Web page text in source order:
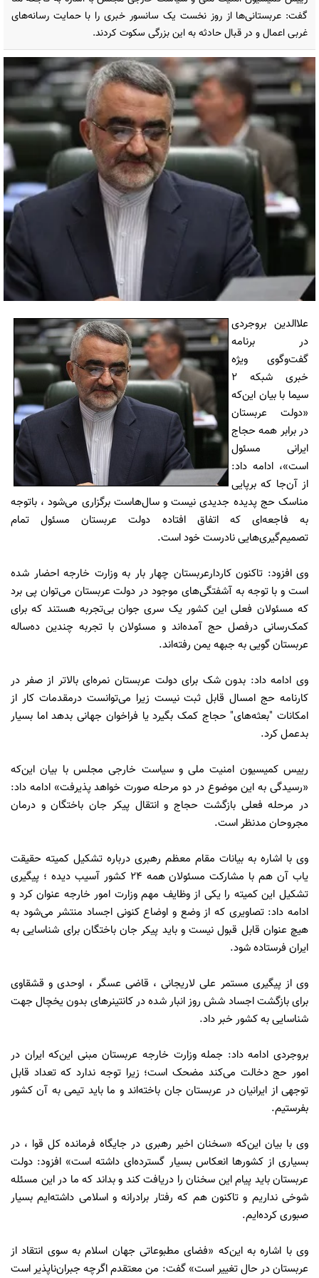
گفت: عربستانی‌ها از روز نخست یک سانسور خبری را با حمایت رسانه‌های
غربی اعمال و در قبال حادثه به این بزرگی سکوت کردند.
علاالدین بروجردی
در برنامه
گفت‌وگوی ویژه
خبری شبکه 2
سیما با بیان این‌که
«دولت عربستان
در برابر همه حجاج
ایرانی مسئول
است»، ادامه داد:
از آن‌جا که برپایی
مناسک حج پدیده جدیدی نیست و سال‌هاست برگزاری می‌شود ، باتوجه
به فاجعه‌ای که اتفاق افتاده دولت عربستان مسئول تمام
تصمیم‌گیری‌هایی نادرست خود است.
وی افزود: تاکنون کاردارعربستان چهار بار به وزارت خارجه احضار شده
است و با توجه به آشفتگی‌های موجود در دولت عربستان می‌توان پی‌ برد
که مسئولان فعلی این کشور یک سری جوان بی‌تجربه هستند که برای
کمک‌رسانی درفصل حج آمده‌اند و مسئولان با تجربه چندین ده‌ساله
عربستان گویی به جبهه یمن رفته‌اند.
وی ادامه داد: بدون شک برای دولت عربستان نمره‌ای بالاتر از صفر در
کارنامه حج امسال قابل ثبت نیست زیرا می‌توانست درمقدمات کار از
امکانات "بعثه‌های" حجاج کمک بگیرد یا فراخوان جهانی بدهد اما بسیار
بدعمل کرد.
رییس کمیسیون امنیت ملی و سیاست خارجی مجلس با بیان این‌که
«رسیدگی به این موضوع در دو مرحله صورت خواهد پذیرفت» ادامه داد:
در مرحله فعلی بازگشت حجاج و انتقال پیکر جان باختگان و درمان
مجروحان مدنظر است.
وی با اشاره به بیانات مقام معظم رهبری درباره تشکیل کمیته حقیقت
یاب آن هم با مشارکت مسئولان همه 24 کشور آسیب دیده ؛ پیگیری
تشکیل این کمیته را یکی از وظایف مهم وزارت امور خارجه عنوان کرد و
ادامه داد: تصاویری که از وضع و اوضاع کنونی اجساد منتشر می‌شود به
هیچ عنوان قابل قبول نیست و باید پیکر جان باختگان برای شناسایی به
ایران فرستاده شود.
وی از پیگیری مستمر علی لاریجانی ، قاضی عسگر ، اوحدی و قشقاوی
برای بازگشت اجساد شش روز انبار شده در کانتینرهای بدون یخچال جهت
شناسایی به کشور خبر داد.
بروجردی ادامه داد: جمله وزارت خارجه عربستان مبنی این‌که ایران در
امور حج دخالت می‌کند مضحک است؛ زیرا توجه ندارد که تعداد قابل
توجهی از ایرانیان در عربستان جان باخته‌اند و ما باید تیمی به آن کشور
بفرستیم.
وی با بیان این‌که «سخنان اخیر رهبری در جایگاه فرمانده کل قوا ، در
بسیاری از کشورها انعکاس بسیار گسترده‌ای داشته است» افزود: دولت
عربستان باید پیام این سخنان را دریافت کند و بداند که ما در این مسئله
شوخی نداریم و تاکنون هم که رفتار برادرانه و اسلامی داشته‌ایم بسیار
صبوری کرده‌ایم.
وی با اشاره به این‌که «فضای مطبوعاتی جهان اسلام به سوی انتقاد از
عربستان در حال تغییر است» گفت: من معتقدم اگرچه جبران‌ناپذیر است